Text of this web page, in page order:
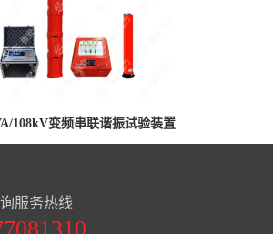
108kV变频串联谐振试验装置
服务热线